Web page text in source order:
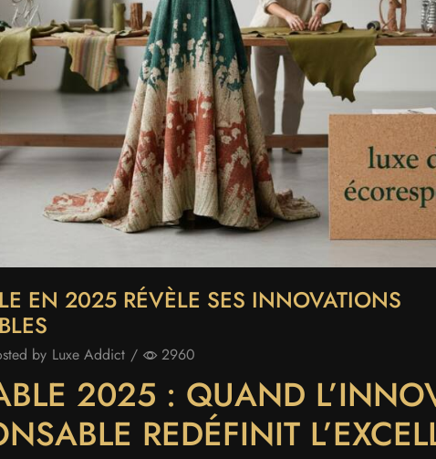
EN 2025 RÉVÈLE SES INNOVATIONS
by Luxe Addict / 2960
2025 : QUAND
REDÉFINIT